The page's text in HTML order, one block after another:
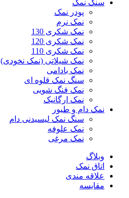
سنگ نمک
پودر نمک
نمک نرم
نمک شکری 130
نمک شکری 120
نمک شکری 110
نمک شیلاتی (نمک نخودی)
نمک بادامی
سنگ نمک قلوه ای
نمک فنگ شویی
نمک ارگانیک
نمک دام و طیور
سنگ نمک لیسیدنی دام
نمک علوفه
نمک مرغی
وبلاگ
اتاق نمک
علاقه مندی
مقایسه